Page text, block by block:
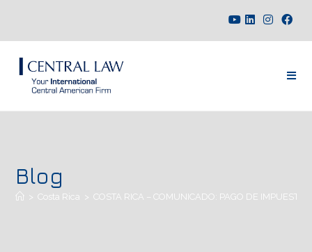
Blog
> Costa Rica > COSTA RICA – COMUNICADO: PAGO DE